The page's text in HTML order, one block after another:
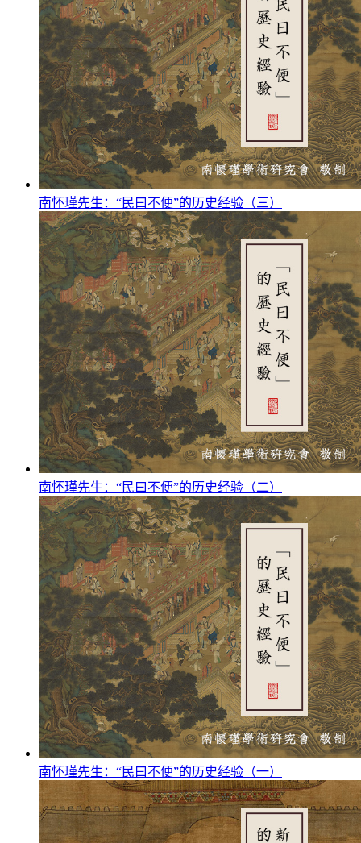
南怀瑾先生：“民曰不便”的历史经验（三）
南怀瑾先生：“民曰不便”的历史经验（二）
南怀瑾先生：“民曰不便”的历史经验（一）